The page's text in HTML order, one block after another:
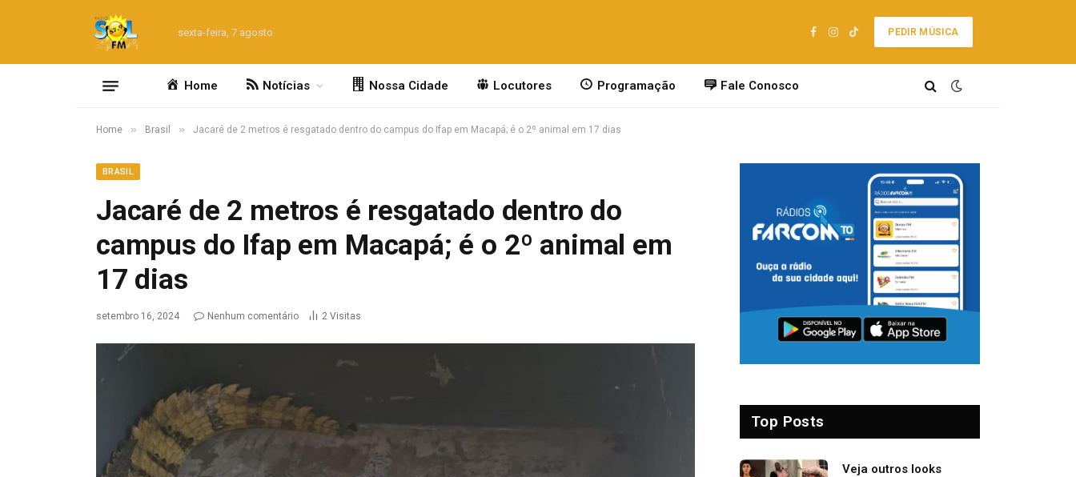
sexta-feira, 7 agosto
Facebook
Instagram
TikTok
PEDIR MÚSICA
Home Notícias Nossa Cidade Locutores Programação Fale Conosco
Home » Brasil » Jacaré de 2 metros é resgatado dentro do campus do Ifap em Macapá; é o 2º animal em 17 dias
BRASIL
Jacaré de 2 metros é resgatado dentro do
campus do Ifap em Macapá; é o 2º animal em
17 dias
setembro 16, 2024 Nenhum comentário 2 Visitas
Top Posts
Veja outros looks